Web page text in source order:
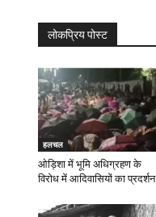
लोकप्रिय पोस्ट
हलचल
ओड़िशा में भूमि अधिग्रहण के
विरोध में आदिवासियों का प्रदर्शन